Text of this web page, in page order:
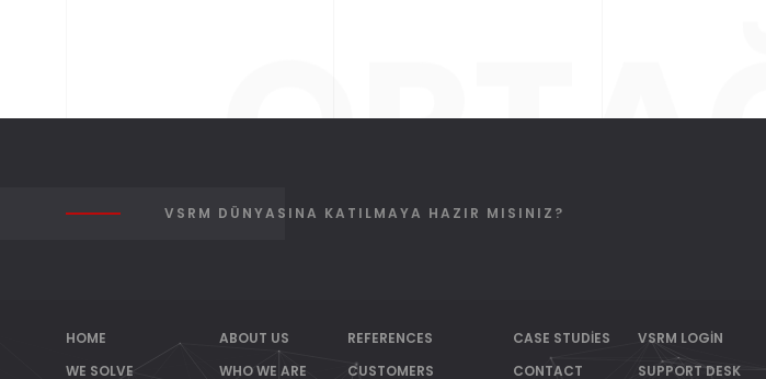
VSRM DÜNYASINA KATILMAYA HAZIR MISINIZ?
HOME
WE SOLVE
ABOUT US
WHO WE ARE
REFERENCES
CUSTOMERS
CASE STUDIES
CONTACT
VSRM LOGIN
SUPPORT DESK